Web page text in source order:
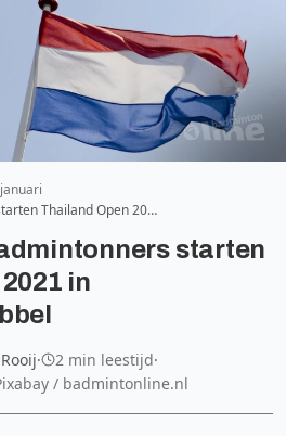
januari
Thailand Open 20…
starten
in
· 2 min leestijd·
/ badmintonline.nl